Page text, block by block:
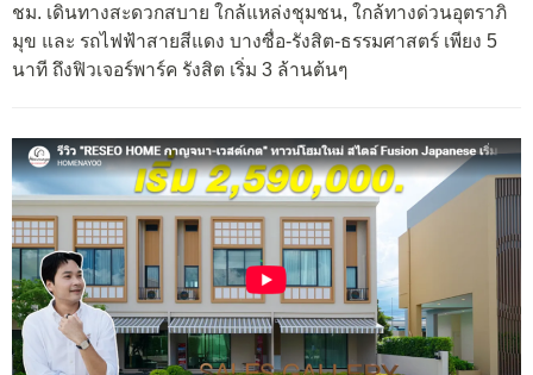
ชม. เดินทางสะดวกสบาย ใกล้แหล่งชุมชน, ใกล้ทางด่วนอุตราภิ
มุข และ รถไฟฟ้าสายสีแดง บางซื่อ-รังสิต-ธรรมศาสตร์ เพียง 5
นาที ถึงฟิวเจอร์พาร์ค รังสิต เริ่ม 3 ล้านต้นๆ